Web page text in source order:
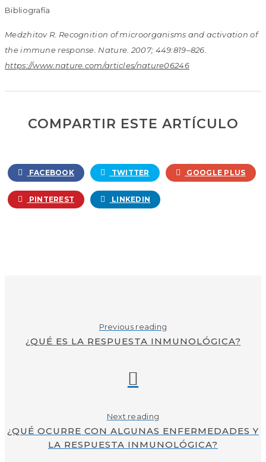
Bibliografía
Medzhitov R. Recognition of microorganisms and activation of
the immune response. Nature. 2007; 449:819–826.
https://www.nature.com/articles/nature06246
COMPARTIR ESTE ARTÍCULO
FACEBOOK TWITTER GOOGLE PLUS
PINTEREST LINKEDIN
Previous reading
¿QUÉ ES LA RESPUESTA INMUNOLÓGICA?
Next reading
¿QUÉ OCURRE CON ALGUNAS ENFERMEDADES Y
LA RESPUESTA INMUNOLÓGICA?